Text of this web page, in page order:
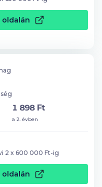
oldalán
1 898 Ft
a 2. évben
2 x 600 000 Ft-ig
oldalán